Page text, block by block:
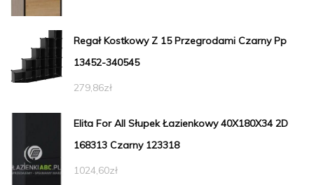
Regał Kostkowy Z 15 Przegrodami Czarny Pp
13452-340545
279,86zł
Elita For All Słupek Łazienkowy 40X180X34 2D
168313 Czarny 123318
1024,60zł